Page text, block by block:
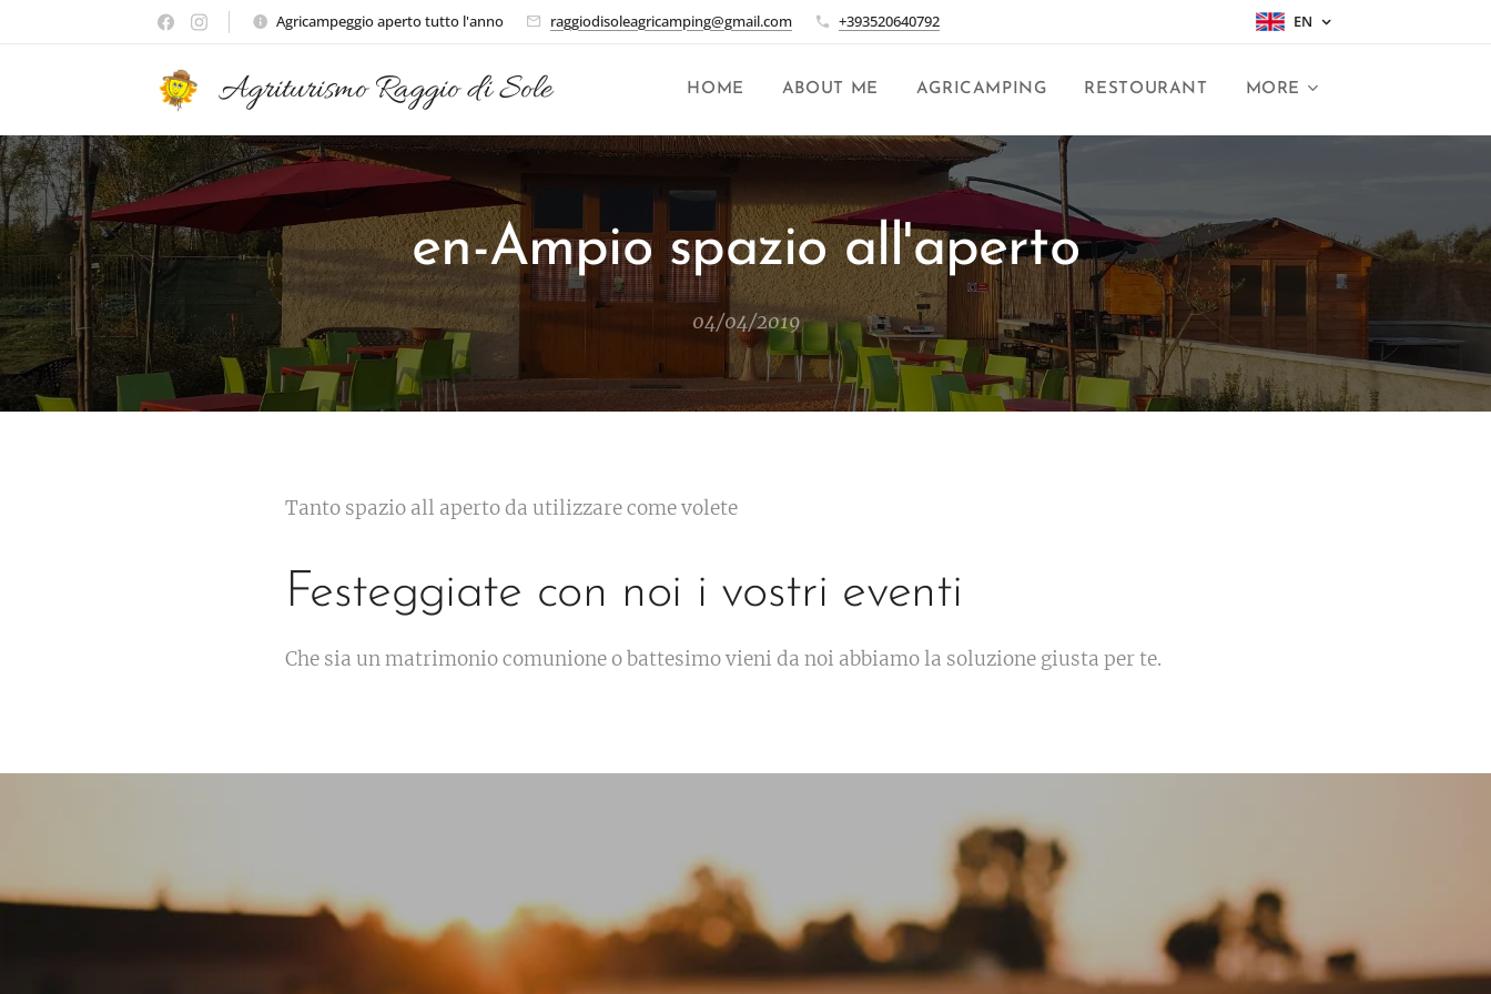
Agricampeggio aperto tutto l'anno raggiodisoleagricamping@gmail.com +393520640792 EN
Agriturismo Raggio di Sole HOME ABOUT ME AGRICAMPING RESTOURANT MORE
en-Ampio spazio all'aperto
04/04/2019
Tanto spazio all aperto da utilizzare come volete
Festeggiate con noi i vostri eventi
Che sia un matrimonio comunione o battesimo vieni da noi abbiamo la soluzione giusta per te.